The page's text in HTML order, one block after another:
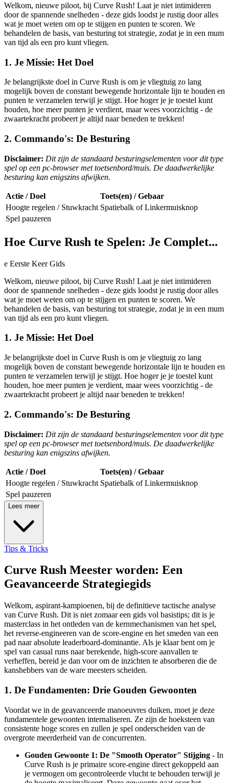
Welkom, nieuwe piloot, bij Curve Rush! Laat je niet intimideren
door de spannende snelheden - deze gids loodst je rustig door alles
wat je moet weten om op te stijgen en punten te scoren. We
behandelen de basis, van besturing tot strategie, zodat je in een mum
van tijd als een pro kunt vliegen.
1. Je Missie: Het Doel
Je belangrijkste doel in Curve Rush is om je vliegtuig zo lang
mogelijk boven de constant bewegende horizontale lijn te houden en
punten te verzamelen terwijl je stijgt. Hoe hoger je je toestel kunt
houden, hoe meer punten je verdient, maar wees voorzichtig - de
zwaartekracht probeert je altijd naar beneden te trekken!
2. Commando's: De Besturing
Disclaimer: Dit zijn de standaard besturingselementen voor dit type
spel op een pc-browser met toetsenbord/muis. De daadwerkelijke
besturing kan enigszins afwijken.
Actie / Doel
Toets(en) / Gebaar
Hoogte regelen / Stuwkracht Spatiebalk of Linkermuisknop
Spel pauzeren
Hoe Curve Rush te Spelen: Je Complet...
e Eerste Keer Gids
Welkom, nieuwe piloot, bij Curve Rush! Laat je niet intimideren
door de spannende snelheden - deze gids loodst je rustig door alles
wat je moet weten om op te stijgen en punten te scoren. We
behandelen de basis, van besturing tot strategie, zodat je in een mum
van tijd als een pro kunt vliegen.
1. Je Missie: Het Doel
Je belangrijkste doel in Curve Rush is om je vliegtuig zo lang
mogelijk boven de constant bewegende horizontale lijn te houden en
punten te verzamelen terwijl je stijgt. Hoe hoger je je toestel kunt
houden, hoe meer punten je verdient, maar wees voorzichtig - de
zwaartekracht probeert je altijd naar beneden te trekken!
2. Commando's: De Besturing
Disclaimer: Dit zijn de standaard besturingselementen voor dit type
spel op een pc-browser met toetsenbord/muis. De daadwerkelijke
besturing kan enigszins afwijken.
Actie / Doel
Toets(en) / Gebaar
Hoogte regelen / Stuwkracht Spatiebalk of Linkermuisknop
Spel pauzeren
Lees meer
Tips & Tricks
Curve Rush Meester worden: Een
Geavanceerde Strategiegids
Welkom, aspirant-kampioenen, bij de definitieve tactische analyse
van Curve Rush. Dit is niet zomaar een gids vol basistips; dit is je
masterclass in het ontleden van de kernmechanismen van het spel,
het reverse-engineeren van de score-engine en het smeden van een
pad naar absolute leaderboard-dominantie. Als je klaar bent om je
spel van casual runs naar berekende, high-score aanvallen te
verheffen, bereid je dan voor om de inzichten te absorberen die de
kanshebbers van de ware meesters scheiden.
1. De Fundamenten: Drie Gouden Gewoonten
Voordat we in de geavanceerde manoeuvres duiken, moet je deze
fundamentele gewoonten internaliseren. Ze zijn de hoeksteen van
consistente hoge scores en zullen je spel onderscheiden van de
overgrote meerderheid van de concurrenten.
Gouden Gewoonte 1: De "Smooth Operator" Stijging - In
Curve Rush is je primaire score-engine direct gekoppeld aan
je vermogen om gecontroleerde vlucht te behouden terwijl je